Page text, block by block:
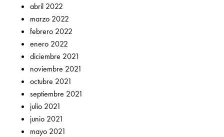
abril 2022
marzo 2022
febrero 2022
enero 2022
diciembre 2021
noviembre 2021
octubre 2021
septiembre 2021
julio 2021
junio 2021
mayo 2021